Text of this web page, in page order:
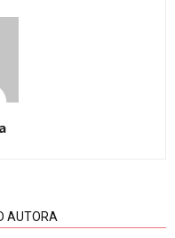
AUTORA